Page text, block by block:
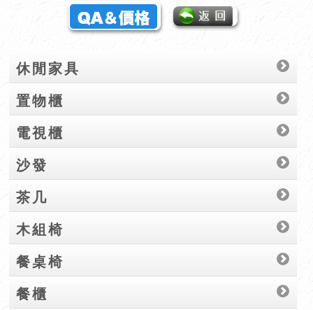
休閒家具
置物櫃
電視櫃
沙發
茶几
木組椅
餐桌椅
餐櫃